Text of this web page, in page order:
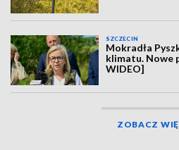
SZCZECIN
Mokradła
klimatu. Nowe
WIDEO]
ZOBACZ